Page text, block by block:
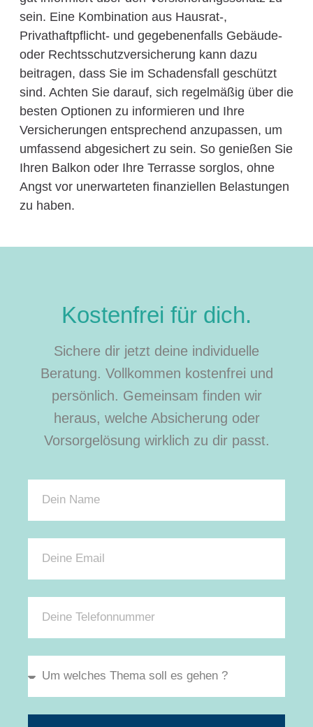
sein. Eine Kombination aus Hausrat-,
Privathaftpflicht- und gegebenenfalls Gebäude-
oder Rechtsschutzversicherung kann dazu
beitragen, dass Sie im Schadensfall geschützt
sind. Achten Sie darauf, sich regelmäßig über die
besten Optionen zu informieren und Ihre
Versicherungen entsprechend anzupassen, um
umfassend abgesichert zu sein. So genießen Sie
Ihren Balkon oder Ihre Terrasse sorglos, ohne
Angst vor unerwarteten finanziellen Belastungen
zu haben.
Kostenfrei für dich.
Sichere dir jetzt deine individuelle
Beratung. Vollkommen kostenfrei und
persönlich. Gemeinsam finden wir
heraus, welche Absicherung oder
Vorsorgelösung wirklich zu dir passt.